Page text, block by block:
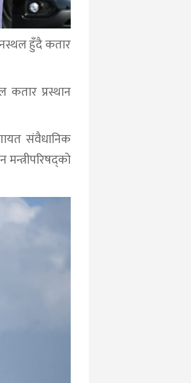
हुँदै कतार
प्रस्थान
संवैधानिक